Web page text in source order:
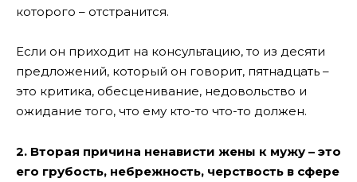
которого – отстранится.
Если он приходит на консультацию, то из десяти
предложений, который он говорит, пятнадцать –
это критика, обесценивание, недовольство и
ожидание того, что ему кто-то что-то должен.
2. Вторая причина ненависти жены к мужу – это
его грубость, небрежность, черствость в сфере